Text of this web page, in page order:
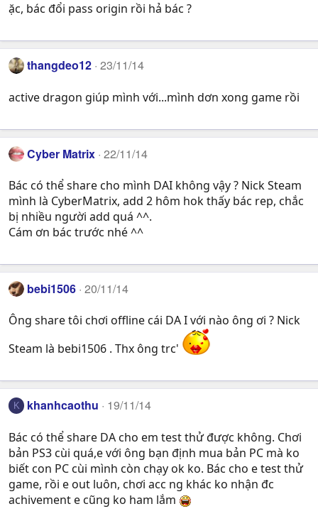
ặc, bác đổi pass origin rồi hả bác ?
thangdeo12 23/11/14
active dragon giúp mình với...mình dơn xong game rồi
Cyber Matrix 22/11/14
Bác có thể share cho mình DAI không vậy ? Nick Steam
mình là CyberMatrix, add 2 hôm hok thấy bác rep, chắc
bị nhiều người add quá ^^.
Cám ơn bác trước nhé ^^
bebi1506 20/11/14
Ông share tôi chơi offline cái DA I với nào ông ơi ? Nick
Steam là bebi1506 . Thx ông trc'
K khanhcaothu 19/11/14
Bác có thể share DA cho em test thử được không. Chơi
bản PS3 cùi quá,e với ông bạn định mua bản PC mà ko
biết con PC cùi mình còn chạy ok ko. Bác cho e test thử
game, rồi e out luôn, chơi acc ng khác ko nhận đc
achivement e cũng ko ham lắm